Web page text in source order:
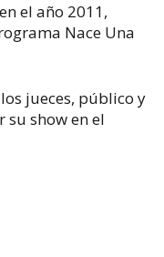
el año 2011,
Nace Una
jueces, público y
show en el